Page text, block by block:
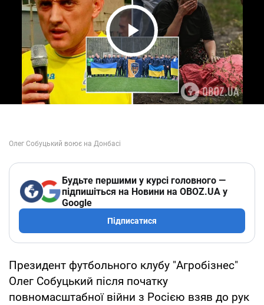
Play Video
Будьте першими у курсі головного —
підпишіться на Новини на OBOZ.UA у
Google
Підписатися
Президент футбольного клубу "Агробізнес"
Олег Собуцький після початку
повномасштабної війни з Росією взяв до рук